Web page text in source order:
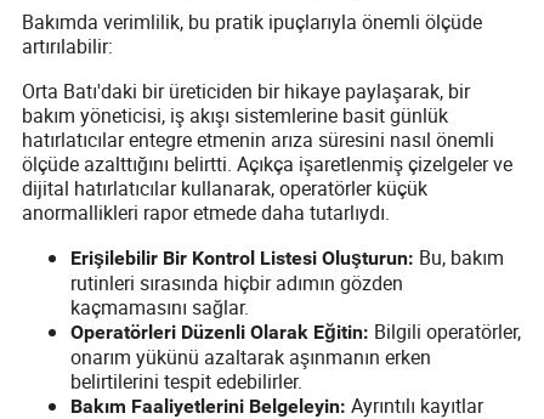
Bakımda verimlilik, bu pratik ipuçlarıyla önemli ölçüde
artırılabilir:
Orta Batı'daki bir üreticiden bir hikaye paylaşarak, bir
bakım yöneticisi, iş akışı sistemlerine basit günlük
hatırlatıcılar entegre etmenin arıza süresini nasıl önemli
ölçüde azalttığını belirtti. Açıkça işaretlenmiş çizelgeler ve
dijital hatırlatıcılar kullanarak, operatörler küçük
anormallikleri rapor etmede daha tutarlıydı.
Erişilebilir Bir Kontrol Listesi Oluşturun: Bu, bakım
rutinleri sırasında hiçbir adımın gözden
kaçmamasını sağlar.
Operatörleri Düzenli Olarak Eğitin: Bilgili operatörler,
onarım yükünü azaltarak aşınmanın erken
belirtilerini tespit edebilirler.
Bakım Faaliyetlerini Belgeleyin: Ayrıntılı kayıtlar